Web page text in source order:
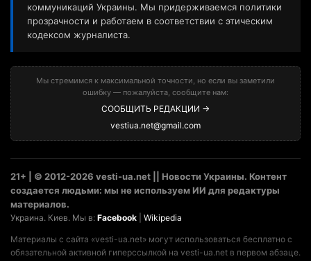
коммуникаций Украины. Мы придерживаемся политики
прозрачности и работаем в соответствии с этическим
кодексом журналиста.
Мы стремимся к максимальной точности, но если вы заметили
ошибку — пожалуйста, сообщите нам:
СООБЩИТЬ РЕДАКЦИИ →
vestiua.net@gmail.com
21+ | © 2012-2026 vesti-ua.net || Новости Украины. Контент
создается людьми: мы не используем ИИ для редактуры
материалов.
Украина. Киев. Мы в: Facebook Wikipedia
Материалы с сайта «vesti-ua.net» могут использоваться бесплатно с
обязательной активной гиперссылкой на vesti-ua.net в первом абзаце.